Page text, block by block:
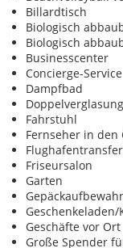
Billardtisch
Biologisch
Biologisch
Businesscenter
Concierge-Service
Dampfbad
Fahrstuhl
Fernseher in den
Friseursalon
Garten
Geschenkeladen/
Geschäfte vor Ort
Große Spender